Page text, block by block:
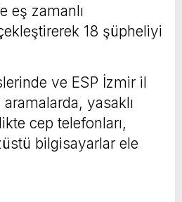
eş zamanlı
18 şüpheliyi
ve ESP İzmir il
aramalarda, yasaklı
cep telefonları,
bilgisayarlar ele